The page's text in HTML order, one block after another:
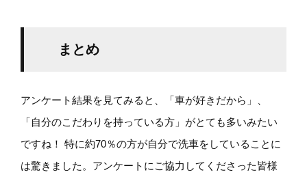
まとめ
アンケート結果を見てみると、「車が好きだから」、
「自分のこだわりを持っている方」がとても多いみたい
ですね！ 特に約70％の方が自分で洗車をしていることに
は驚きました。アンケートにご協力してくださった皆様